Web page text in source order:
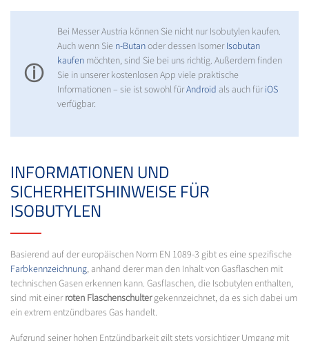
ⓘ
Bei Messer Austria können Sie nicht nur Isobutylen kaufen.
Auch wenn Sie n-Butanoder dessen IsomerIsobutan
kaufen möchten, sind Sie bei uns richtig. Außerdem finden
Sie in unserer kostenlosen App viele praktische
Informationen – sie ist sowohl fürAndroid als auch füriOS
verfügbar.
INFORMATIONEN UND
SICHERHEITSHINWEISE FÜR
ISOBUTYLEN
Basierend auf der europäischen Norm EN 1089-3 gibt es eine spezifische
Farbkennzeichnung, anhand derer man den Inhalt von Gasflaschen mit
technischen Gasen erkennen kann. Gasflaschen, die Isobutylen enthalten,
sind mit einerroten Flaschenschultergekennzeichnet, da es sich dabei um
ein extrem entzündbares Gas handelt.
Aufgrund seiner hohen Entzündbarkeit gilt stets vorsichtiger Umgang mit